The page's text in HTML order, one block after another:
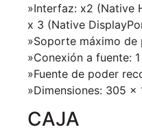
»Interfaz: x2 (Native
x 3 (Native
»Soporte máximo de
»Conexión a fuente:
»Fuente de poder
»Dimensiones: 305 x
CAJA